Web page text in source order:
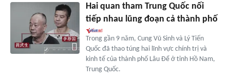
Hai quan tham Trung Quốc nối
tiếp nhau lũng đoạn cả thành phố
Trong gần 9 năm, Cung Vũ Sinh và Lý Tiến
Quốc đã thao túng hai lĩnh vực chính trị và
kinh tế của thành phố Lâu Để ở tỉnh Hồ Nam,
Trung Quốc.